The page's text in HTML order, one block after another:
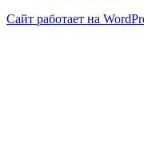
Сайт работает на